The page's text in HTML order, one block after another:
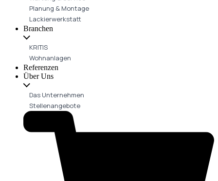
Planung & Montage
Lackierwerkstatt
Branchen
KRITIS
Wohnanlagen
Referenzen
Über Uns
Das Unternehmen
Stellenangebote